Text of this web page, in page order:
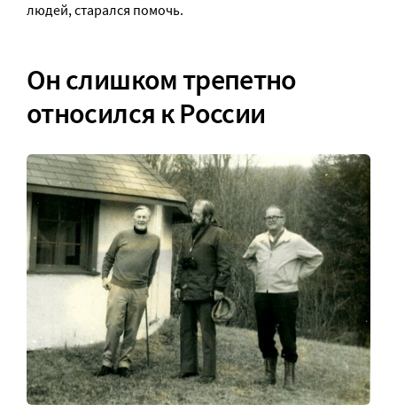
людей, старался помочь.
Он слишком трепетно
относился к России